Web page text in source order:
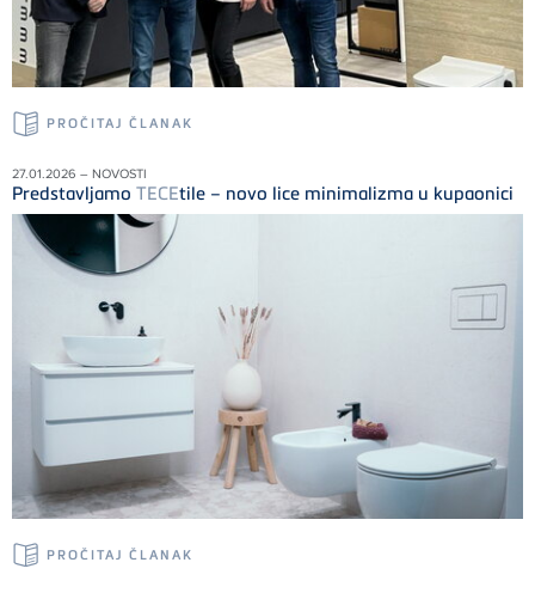
PROČITAJ ČLANAK
27.01.2026 – NOVOSTI
Predstavljamo TECEtile – novo lice minimalizma u kupaonici
PROČITAJ ČLANAK